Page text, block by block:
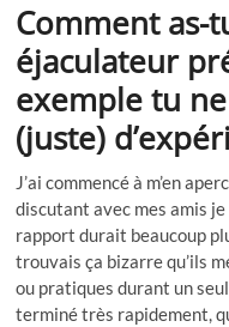
Comment as-
éjaculateur
exemple tu
(juste)
J’ai commencé à m’en
discutant avec mes amis
rapport durait beaucoup
trouvais ça bizarre qu’ils
ou pratiques durant un
terminé très rapidement,